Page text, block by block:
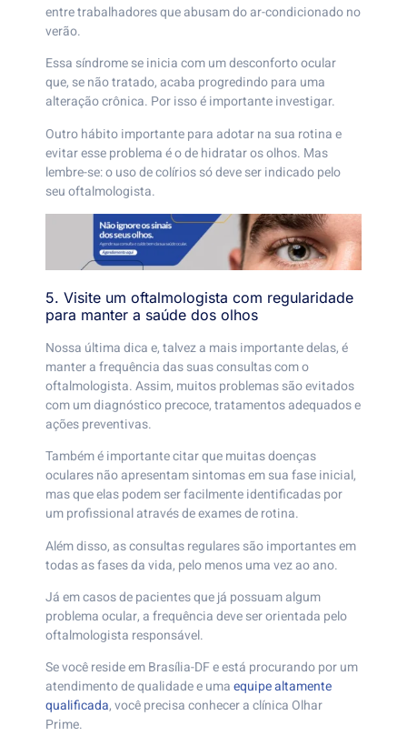
entre trabalhadores que abusam do ar-condicionado no
verão.
Essa síndrome se inicia com um desconforto ocular
que, se não tratado, acaba progredindo para uma
alteração crônica. Por isso é importante investigar.
Outro hábito importante para adotar na sua rotina e
evitar esse problema é o de hidratar os olhos. Mas
lembre-se: o uso de colírios só deve ser indicado pelo
seu oftalmologista.
5. Visite um oftalmologista com regularidade
para manter a saúde dos olhos
Nossa última dica e, talvez a mais importante delas, é
manter a frequência das suas consultas com o
oftalmologista. Assim, muitos problemas são evitados
com um diagnóstico precoce, tratamentos adequados e
ações preventivas.
Também é importante citar que muitas doenças
oculares não apresentam sintomas em sua fase inicial,
mas que elas podem ser facilmente identificadas por
um profissional através de exames de rotina.
Além disso, as consultas regulares são importantes em
todas as fases da vida, pelo menos uma vez ao ano.
Já em casos de pacientes que já possuam algum
problema ocular, a frequência deve ser orientada pelo
oftalmologista responsável.
Se você reside em Brasília-DF e está procurando por um
atendimento de qualidade e umaequipe altamente
qualificada, você precisa conhecer a clínica Olhar
Prime.